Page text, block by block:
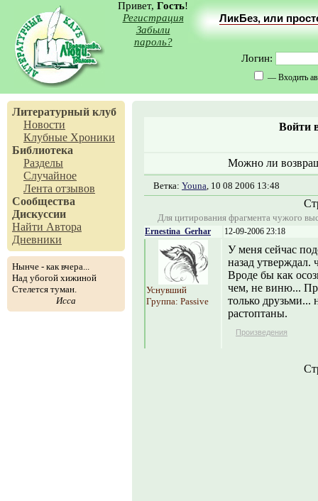
Привет, Гость!
Регистрация
Забыли
пароль?
ЛикБез, или
Логин:
— Входить
Литературный клуб
Новости
Клубные Хроники
Библиотека
Разделы
Случайное
Лента отзывов
Сообщества
Дискуссии
Найти Автора
Дневники
Нынче - как вчера...
Над убогой хижиной
Стелется туман.
Исса
Войти
Можно ли
Ветка: Youna, 10 08 2006 13:48
Для цитирования фрагмента чужого
Ernestina_Gerhar 12-09-2006 23:18
Уснувший
Группа: Passive
У меня сейчас
назад утверждал.
Вроде бы как
чем, не виню...
только друзьми...
растоптаны.
Произведения